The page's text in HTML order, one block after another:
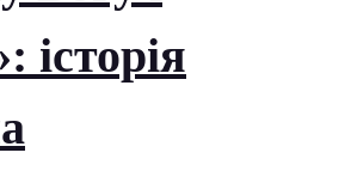
історія